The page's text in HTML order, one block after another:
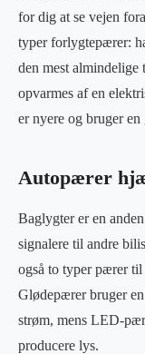
for dig at se vejen
typer forlygtepærer:
den mest almindelige
opvarmes af en
er nyere og bruger
Autopærer
Baglygter er en
signalere til andre
også to typer pærer
Glødepærer bruger
strøm, mens LED-
producere lys.